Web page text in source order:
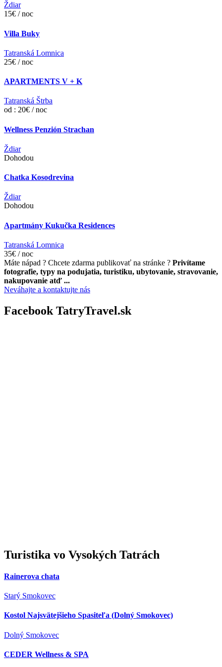
Ždiar
15€ / noc
Villa Buky
Tatranská Lomnica
25€ / noc
APARTMENTS V + K
Tatranská Štrba
od : 20€ / noc
Wellness Penzión Strachan
Ždiar
Dohodou
Chatka Kosodrevina
Ždiar
Dohodou
Apartmány Kukučka Residences
Tatranská Lomnica
35€ / noc
Máte nápad ? Chcete zdarma publikovať na stránke ? Privítame
fotografie, typy na podujatia, turistiku, ubytovanie, stravovanie,
nakupovanie atď ...
Neváhajte a kontaktujte nás
Facebook TatryTravel.sk
Turistika vo Vysokých Tatrách
Rainerova chata
Starý Smokovec
Kostol Najsvätejšieho Spasiteľa (Dolný Smokovec)
Dolný Smokovec
CEDER Wellness & SPA